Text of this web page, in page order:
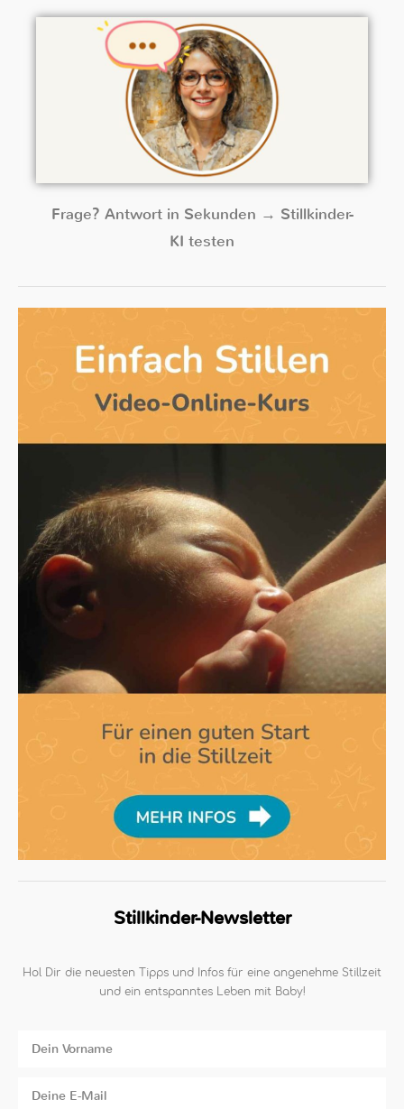
Frage? Antwort in Sekunden → Stillkinder-
KI testen
Stillkinder-Newsletter
Hol Dir die neuesten Tipps und Infos für eine angenehme Stillzeit
und ein entspanntes Leben mit Baby!